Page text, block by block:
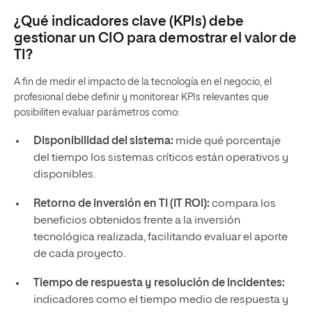
¿Qué indicadores clave (KPIs) debe
gestionar un CIO para demostrar el valor de
TI?
A fin de medir el impacto de la tecnología en el negocio, el
profesional debe definir y monitorear KPIs relevantes que
posibiliten evaluar parámetros como:
Disponibilidad del sistema: mide qué porcentaje
del tiempo los sistemas críticos están operativos y
disponibles.
Retorno de inversión en TI (IT ROI): compara los
beneficios obtenidos frente a la inversión
tecnológica realizada, facilitando evaluar el aporte
de cada proyecto.
Tiempo de respuesta y resolución de incidentes:
indicadores como el tiempo medio de respuesta y